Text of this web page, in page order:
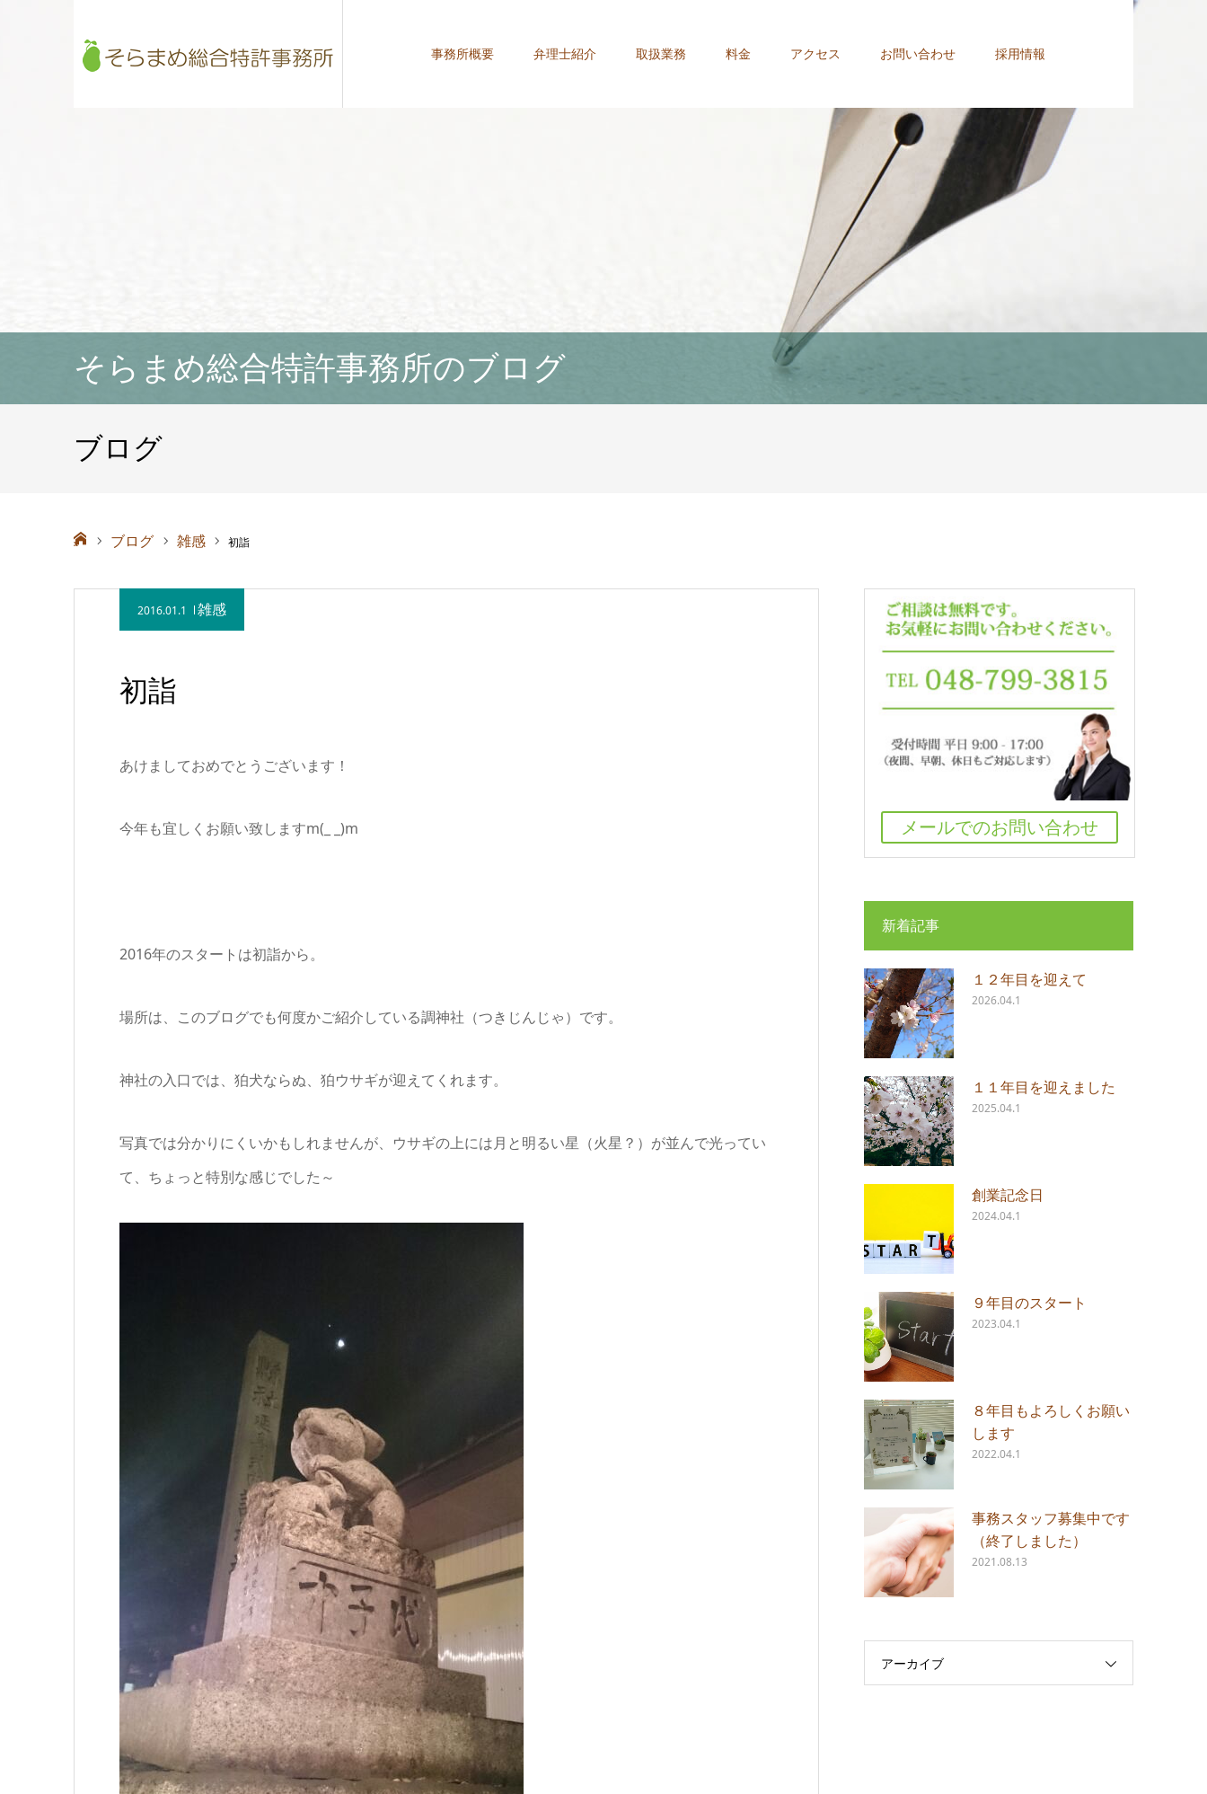
事務所概要 弁理士紹介 取扱業務 料金 アクセス お問い合わせ 採用情報
そらまめ総合特許事務所のブログ
ブログ
ホーム ブログ 雑感 初詣
2016.01.1 雑感
初詣
あけましておめでとうございます！
今年も宜しくお願い致しますm(_ _)m
2016年のスタートは初詣から。
場所は、このブログでも何度かご紹介している調神社（つきじんじゃ）です。
神社の入口では、狛犬ならぬ、狛ウサギが迎えてくれます。
写真では分かりにくいかもしれませんが、ウサギの上には月と明るい星（火星？）が並んで光ってい
て、ちょっと特別な感じでした～
メールでのお問い合わせ
新着記事
１２年目を迎えて
2026.04.1
１１年目を迎えました
2025.04.1
創業記念日
2024.04.1
９年目のスタート
2023.04.1
８年目もよろしくお願い
します
2022.04.1
事務スタッフ募集中です
（終了しました）
2021.08.13
アーカイブ